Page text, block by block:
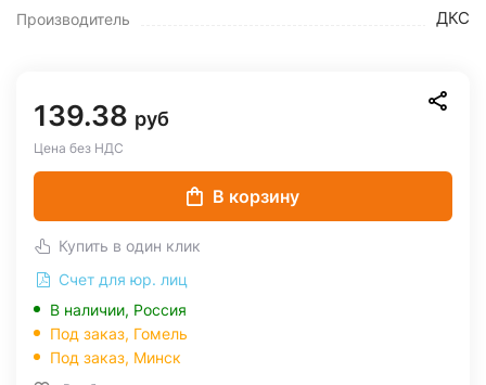
Производитель ДКС
139.38 руб
Цена без НДС
В корзину
Купить в один клик
Счет для юр. лиц
В наличии, Россия
Под заказ, Гомель
Под заказ, Минск